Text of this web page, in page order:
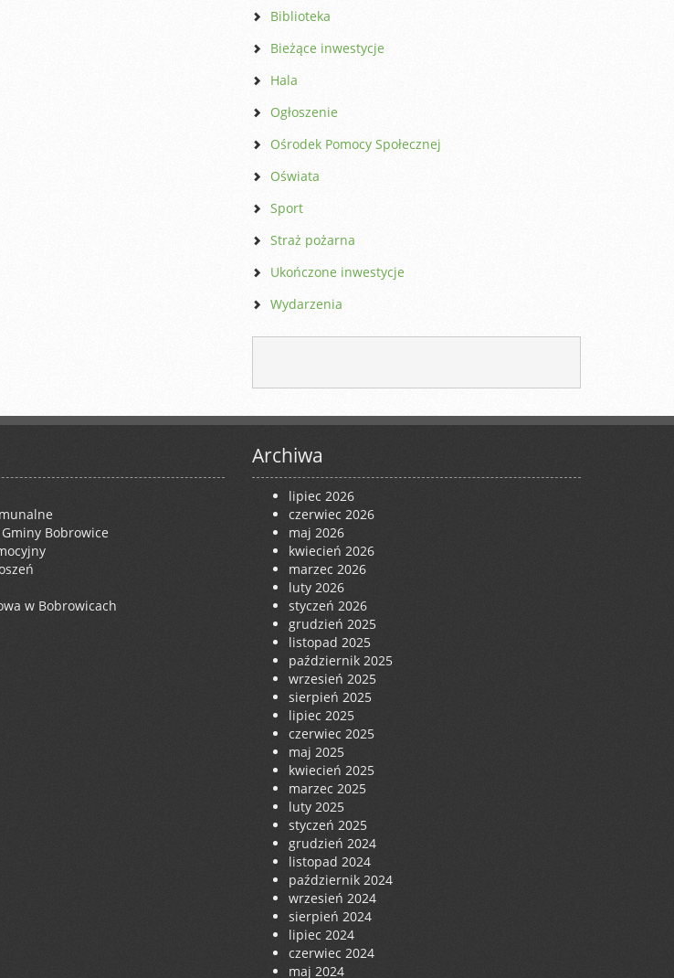
Biblioteka
Bieżące inwestycje
Hala
Ogłoszenie
Ośrodek Pomocy Społecznej
Oświata
Sport
Straż pożarna
Ukończone inwestycje
Wydarzenia
Bobrowice
w Bobrowicach
Archiwa
lipiec 2026
czerwiec 2026
maj 2026
kwiecień 2026
marzec 2026
luty 2026
styczeń 2026
grudzień 2025
listopad 2025
październik 2025
wrzesień 2025
sierpień 2025
lipiec 2025
czerwiec 2025
maj 2025
kwiecień 2025
marzec 2025
luty 2025
styczeń 2025
grudzień 2024
listopad 2024
październik 2024
wrzesień 2024
sierpień 2024
lipiec 2024
czerwiec 2024
maj 2024